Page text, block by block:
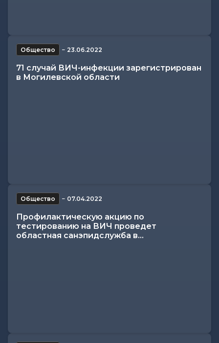
Общество − 23.06.2022
71 случай ВИЧ-инфекции зарегистрирован
в Могилевской области
Общество − 07.04.2022
Профилактическую акцию по
тестированию на ВИЧ проведет
областная санэпидслужба в...